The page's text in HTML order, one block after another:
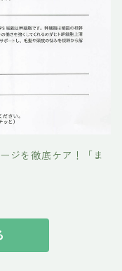
ジを徹底ケア！「ま